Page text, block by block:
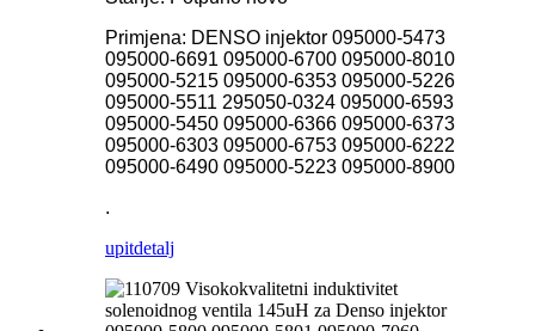
Primjena: DENSO injektor 095000-5473
095000-6691 095000-6700 095000-8010
095000-5215 095000-6353 095000-5226
095000-5511 295050-0324 095000-6593
095000-5450 095000-6366 095000-6373
095000-6303 095000-6753 095000-6222
095000-6490 095000-5223 095000-8900
.
upitdetalj